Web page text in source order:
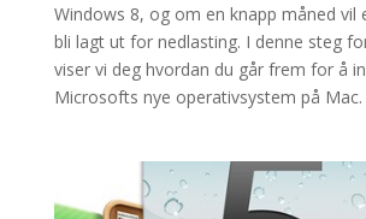
Windows 8, og om en knapp måned vil
bli lagt ut for nedlasting. I denne steg
viser vi deg hvordan du går frem for å
Microsofts nye operativsystem på Mac.